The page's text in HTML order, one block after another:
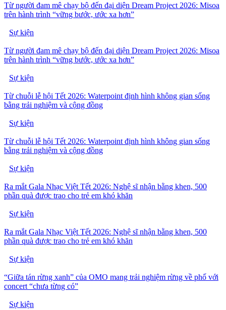
Từ người đam mê chạy bộ đến đại diện Dream Project 2026: Misoa
trên hành trình “vững bước, ước xa hơn”
Sự kiện
Từ người đam mê chạy bộ đến đại diện Dream Project 2026: Misoa
trên hành trình “vững bước, ước xa hơn”
Sự kiện
Từ chuỗi lễ hội Tết 2026: Waterpoint định hình không gian sống
bằng trải nghiệm và cộng đồng
Sự kiện
Từ chuỗi lễ hội Tết 2026: Waterpoint định hình không gian sống
bằng trải nghiệm và cộng đồng
Sự kiện
Ra mắt Gala Nhạc Việt Tết 2026: Nghệ sĩ nhận bằng khen, 500
phần quà được trao cho trẻ em khó khăn
Sự kiện
Ra mắt Gala Nhạc Việt Tết 2026: Nghệ sĩ nhận bằng khen, 500
phần quà được trao cho trẻ em khó khăn
Sự kiện
“Giữa tán rừng xanh” của OMO mang trải nghiệm rừng về phố với
concert “chưa từng có”
Sự kiện